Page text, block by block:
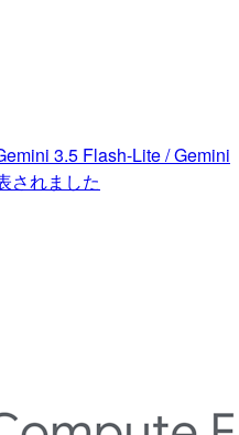
3.5 Flash-Lite / Gemini
されました